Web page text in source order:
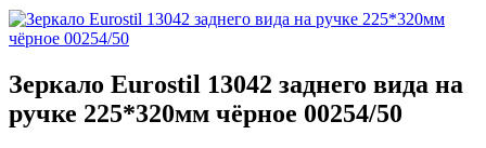
Зеркало Eurostil 13042 заднего вида на
ручке 225*320мм чёрное 00254/50